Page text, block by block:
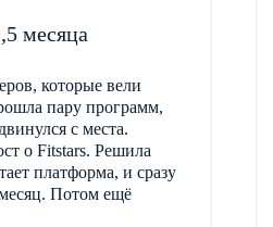
месяца
которые вели
пару программ,
с места.
о Fitstars. Решила
платформа, и сразу
Потом ещё